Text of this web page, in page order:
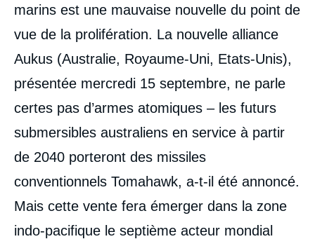
marins est une mauvaise nouvelle du point de
vue de la prolifération. La nouvelle alliance
Aukus (Australie, Royaume-Uni, Etats-Unis),
présentée mercredi 15 septembre, ne parle
certes pas d’armes atomiques – les futurs
submersibles australiens en service à partir
de 2040 porteront des missiles
conventionnels Tomahawk, a-t-il été annoncé.
Mais cette vente fera émerger dans la zone
indo-pacifique le septième acteur mondial